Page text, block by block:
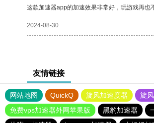
这款加速器app的加速效果非常好，玩游戏再也
2024-08-30
友情链接
网站地图 QuickQ 旋风加速度器 旋风
免费vps加速器外网苹果版
黑豹加速器